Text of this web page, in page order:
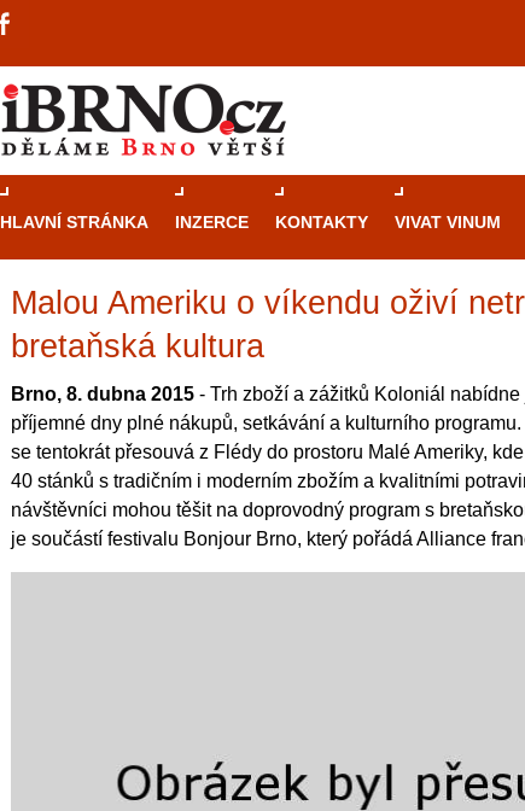
HLAVNÍ STRÁNKA INZERCE KONTAKTY VIVAT VINUM
Malou Ameriku o víkendu oživí
bretaňská kultura
Brno, 8. dubna 2015 - Trh zboží a zážitků Koloniál
příjemné dny plné nákupů, setkávání a kulturního
se tentokrát přesouvá z Flédy do prostoru Malé Ameriky,
40 stánků s tradičním i moderním zbožím a kvalitními
návštěvníci mohou těšit na doprovodný program s
je součástí festivalu Bonjour Brno, který pořádá Alliance
Průvodce
Brno je městem známým
restaurace, divadla a
místem, kde si můžete
různé kasinové hry. V
metropoli naleznete
rulety až po moderní
návštěvníky, tak pro příležitostné hráče. V...